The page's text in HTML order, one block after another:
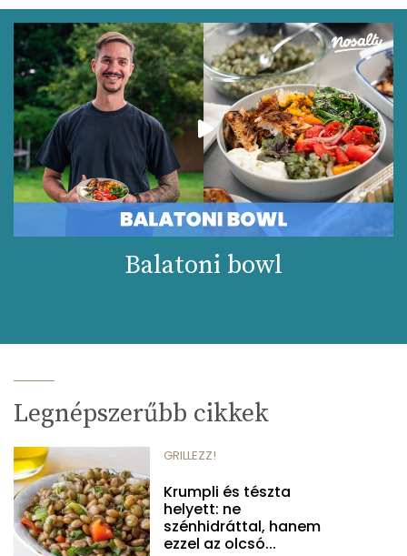
Balatoni bowl
Legnépszerűbb cikkek
GRILLEZZ!
Krumpli és tészta
helyett: ne
szénhidráttal, hanem
ezzel az olcsó...